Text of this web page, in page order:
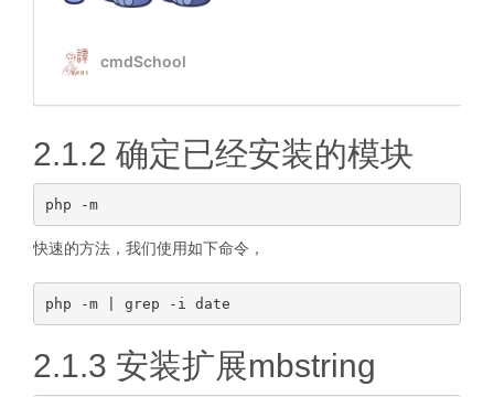
2.1.2 确定已经安装的模块
php -m
快速的方法，我们使用如下命令，
2.1.3 安装扩展mbstring